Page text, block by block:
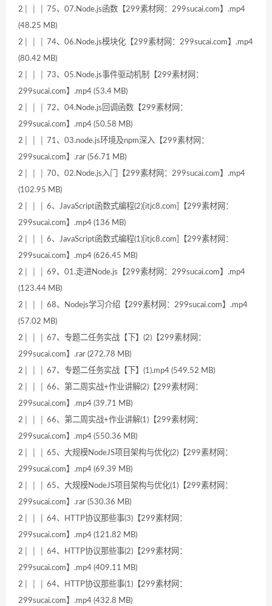
2│ │ │ 75、07.Node.js函数【299素材网：299sucai.com】.mp4
(48.25 MB)
2│ │ │ 74、06.Node.js模块化【299素材网：299sucai.com】.mp4
(80.42 MB)
2│ │ │ 73、05.Node.js事件驱动机制【299素材网：
299sucai.com】.mp4 (53.4 MB)
2│ │ │ 72、04.Node.js回调函数【299素材网：
299sucai.com】.mp4 (50.58 MB)
2│ │ │ 71、03.node.js环境及npm深入【299素材网：
299sucai.com】.rar (56.71 MB)
2│ │ │ 70、02.Node.js入门【299素材网：299sucai.com】.mp4
(102.95 MB)
2│ │ │ 6、JavaScript函数式编程(2)[itjc8.com]【299素材网：
299sucai.com】.mp4 (136 MB)
2│ │ │ 6、JavaScript函数式编程(1)[itjc8.com]【299素材网：
299sucai.com】.mp4 (626.45 MB)
2│ │ │ 69、01.走进Node.js【299素材网：299sucai.com】.mp4
(123.44 MB)
2│ │ │ 68、Nodejs学习介绍【299素材网：299sucai.com】.mp4
(57.02 MB)
2│ │ │ 67、专题二任务实战【下】(2)【299素材网：
299sucai.com】.rar (272.78 MB)
2│ │ │ 67、专题二任务实战【下】(1).mp4 (549.52 MB)
2│ │ │ 66、第二周实战+作业讲解(2)【299素材网：
299sucai.com】.mp4 (39.71 MB)
2│ │ │ 66、第二周实战+作业讲解(1)【299素材网：
299sucai.com】.mp4 (550.36 MB)
2│ │ │ 65、大规模NodeJS项目架构与优化(2)【299素材网：
299sucai.com】.mp4 (69.39 MB)
2│ │ │ 65、大规模NodeJS项目架构与优化(1)【299素材网：
299sucai.com】.rar (530.36 MB)
2│ │ │ 64、HTTP协议那些事(3)【299素材网：
299sucai.com】.mp4 (121.82 MB)
2│ │ │ 64、HTTP协议那些事(2)【299素材网：
299sucai.com】.mp4 (409.11 MB)
2│ │ │ 64、HTTP协议那些事(1)【299素材网：
299sucai.com】.mp4 (432.8 MB)